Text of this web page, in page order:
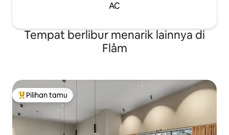
AC
Tempat berlibur menarik lainnya di
Flåm
Pilihan tamu terpopuler
Pilihan tamu